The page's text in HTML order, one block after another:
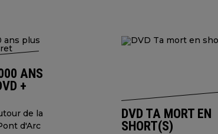
ANS
+
de la
d'Arc
DVD TA MORT EN
SHORT(S)